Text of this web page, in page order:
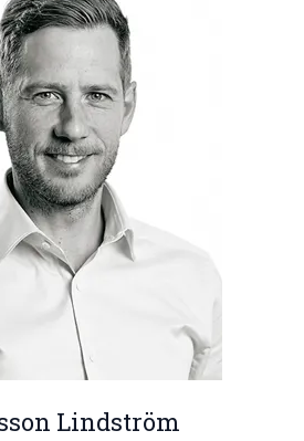
Lindström